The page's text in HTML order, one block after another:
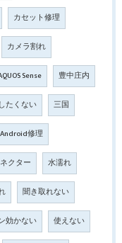
カセット修理
カメラ割れ
Sense 豊中庄内
たくない 三国
Android修理
クター 水濡れ
聞き取れない
効かない 使えない